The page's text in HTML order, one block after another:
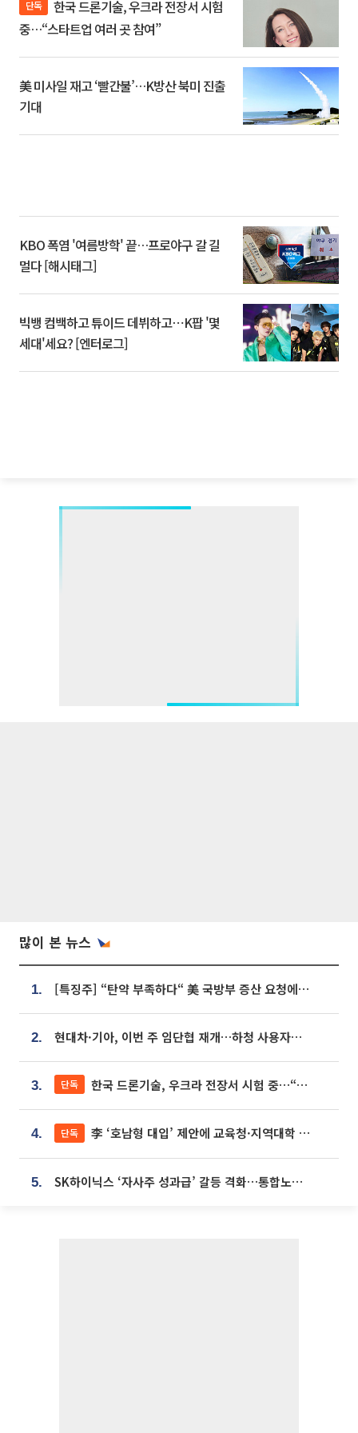
단독
중…“스타트업 여러 곳 참여”
美 미사일 재고 ‘빨간불’…K방산 북미 진출
기대
KBO 폭염 '여름방학' 끝…프로야구 갈 길
멀다 [해시태그]
빅뱅 컴백하고 튜이드 데뷔하고⋯K팝 '몇
세대'세요? [엔터로그]
많이 본 뉴스
1. [특징주] “탄약 부족하다“ 美 국방부 증산 요청에⋯국내 방산주 급등세
2. 현대차·기아, 이번 주 임단협 재개…하청 사용자성 재심도 ‘변수’
3. 단독 한국 드론기술, 우크라 전장서 시험 중…“스타트업 여러 곳 참여”
4. 단독 李 ‘호남형 대입’ 제안에 교육청·지역대학 서·논술형 입시 연계 '착수'
5. SK하이닉스 ‘자사주 성과급’ 갈등 격화…통합노조 출범 움직임